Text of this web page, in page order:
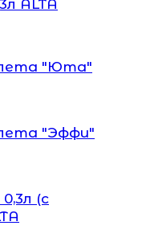
ALTA
"Юта"
"Эффи"
(с